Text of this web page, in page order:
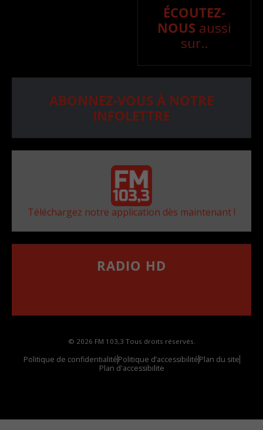
ÉCOUTEZ-
NOUS aussi
sur..
ABONNEZ-VOUS À NOTRE
INFOLETTRE
Téléchargez notre application dès maintenant !
RADIO HD
© 2026 FM 103,3 Tous droits réservés.
Politique de confidentialitéPolitique d’accessibilitéPlan du site
Plan d'accessibilite